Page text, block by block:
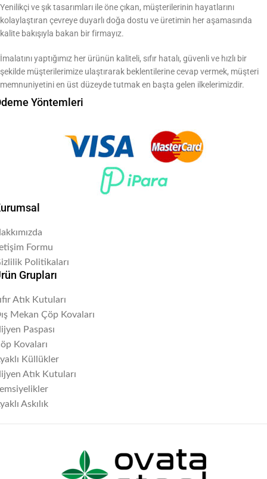
Yenilikçi ve şık tasarımları ile öne çıkan, müşterilerinin hayatlarını
kolaylaştıran çevreye duyarlı doğa dostu ve üretimin her aşamasında
kalite bakışıyla bakan bir firmayız.
İmalatını yaptığımız her ürünün kaliteli, sıfır hatalı, güvenli ve hızlı bir
şekilde müşterilerimize ulaştırarak beklentilerine cevap vermek, müşteri
memnuniyetini en üst düzeyde tutmak en başta gelen ilkelerimizdir.
Yöntemleri
Formu
Politikaları
Grupları
Atık Kutuları
Mekan Çöp Kovaları
Paspası
Kovaları
Küllükler
Atık Kutuları
Askılık